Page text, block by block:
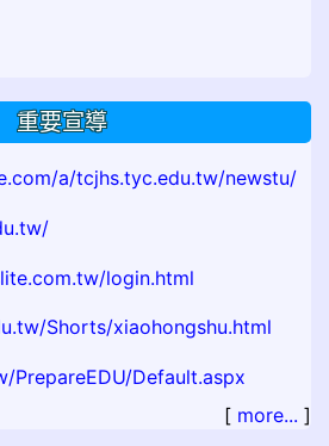
重要宣導
[ more... ]